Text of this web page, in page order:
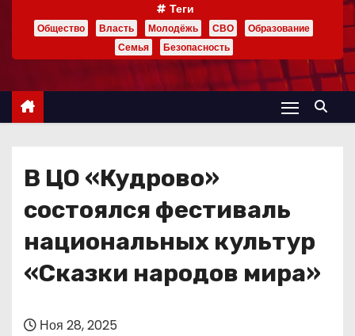
ж
Теги
Общество Власть Молодёжь СВО
Образование
Семья
Безопасность
В ЦО «Кудрово»
состоялся фестиваль
национальных культур
«Сказки народов мира»
Ноя 28, 2025